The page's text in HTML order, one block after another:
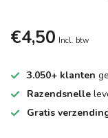
€4,50 Incl. btw
3.050+ klanten
Razendsnelle
Gratis